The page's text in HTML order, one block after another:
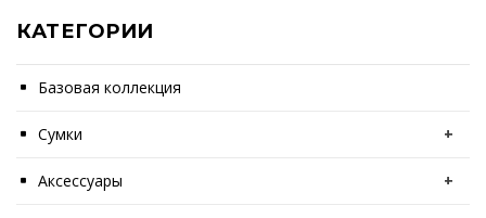
КАТЕГОРИИ
Базовая коллекция
Сумки +
Аксессуары +